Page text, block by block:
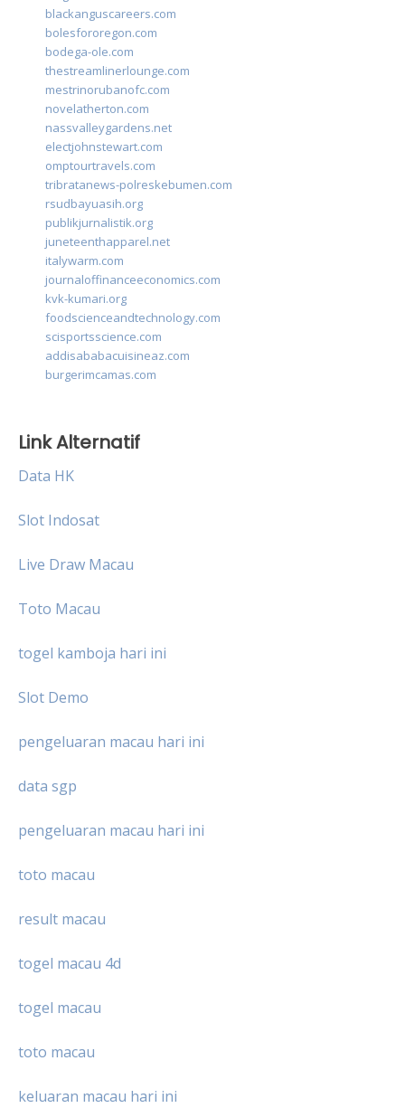
blackanguscareers.com
bolesfororegon.com
bodega-ole.com
thestreamlinerlounge.com
mestrinorubanofc.com
novelatherton.com
nassvalleygardens.net
electjohnstewart.com
omptourtravels.com
tribratanews-polreskebumen.com
rsudbayuasih.org
publikjurnalistik.org
juneteenthapparel.net
italywarm.com
journaloffinanceeconomics.com
kvk-kumari.org
foodscienceandtechnology.com
scisportsscience.com
addisababacuisineaz.com
burgerimcamas.com
Link Alternatif
Data HK
Slot Indosat
Live Draw Macau
Toto Macau
togel kamboja hari ini
Slot Demo
pengeluaran macau hari ini
data sgp
pengeluaran macau hari ini
toto macau
result macau
togel macau 4d
togel macau
toto macau
keluaran macau hari ini